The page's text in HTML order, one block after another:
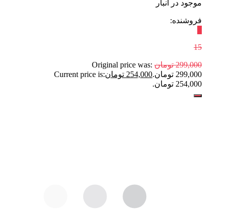
موجود در انبار
فروشنده:
15
299,000 تومان Original price was:
299,000 تومان.
254,000 تومانCurrent price is:
254,000 تومان.